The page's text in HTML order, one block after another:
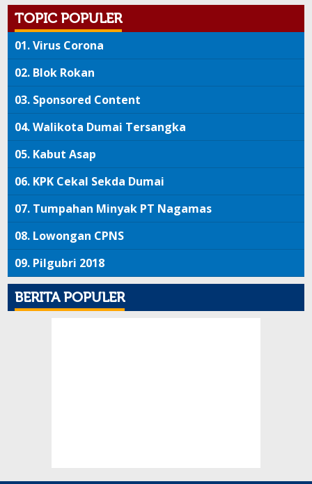
TOPIC POPULER
01.Virus Corona
02. Blok Rokan
03. Sponsored Content
04.Walikota Dumai Tersangka
05. Kabut Asap
06. KPK Cekal Sekda Dumai
07. Tumpahan Minyak PT Nagamas
08. Lowongan CPNS
09. Pilgubri 2018
BERITA POPULER